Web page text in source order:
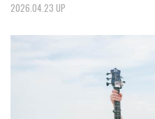
2026.04.23 UP